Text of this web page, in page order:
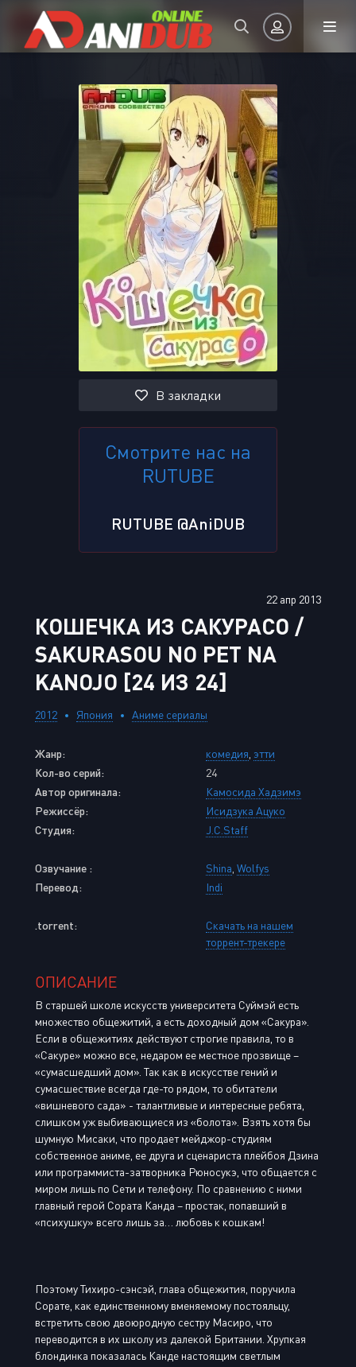
Авторизация
Запомнить
ВОЙТИ НА САЙТ
Регистрация Восстановить пароль
Или войти через
В закладки
Смотрите нас на
RUTUBE
RUTUBE @AniDUB
22 апр 2013
КОШЕЧКА ИЗ САКУРАСО /
SAKURASOU NO PET NA
KANOJO [24 ИЗ 24]
2012 Япония Аниме сериалы
Жанр: комедия этти
Кол-во серий:
24
Автор оригинала:
Камосида Хадзимэ
Режиссёр:
Исидзука Ацуко
Студия:
J.C.Staff
Озвучание : Shina Wolfys
Перевод:
Indi
.torrent:
Скачать на нашем
торрент-трекере
ОПИСАНИЕ
В старшей школе искусств университета Суймэй есть
множество общежитий, а есть доходный дом «Сакура».
Если в общежитиях действуют строгие правила, то в
«Сакуре» можно все, недаром ее местное прозвище –
«сумасшедший дом». Так как в искусстве гений и
сумасшествие всегда где-то рядом, то обитатели
«вишневого сада» - талантливые и интересные ребята,
слишком уж выбивающиеся из «болота». Взять хотя бы
шумную Мисаки, что продает мейджор-студиям
собственное аниме, ее друга и сценариста плейбоя Дзина
или программиста-затворника Рюносукэ, что общается с
миром лишь по Сети и телефону. По сравнению с ними
главный герой Сората Канда – простак, попавший в
«психушку» всего лишь за… любовь к кошкам!
Поэтому Тихиро-сэнсэй, глава общежития, поручила
Сорате, как единственному вменяемому постояльцу,
встретить свою двоюродную сестру Масиро, что
переводится в их школу из далекой Британии. Хрупкая
блондинка показалась Канде настоящим светлым